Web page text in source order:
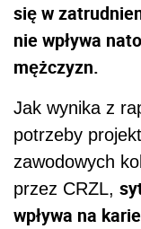
się w
nie wpływa
mężczyzn.
Jak wynika z
potrzeby
zawodowych
przez CRZL,
wpływa na